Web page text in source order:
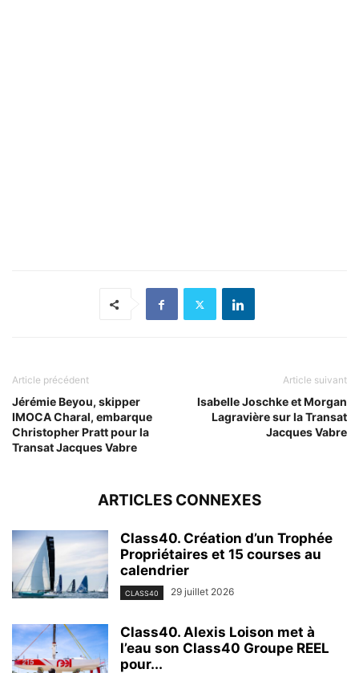
Article précédent
Jérémie Beyou, skipper
IMOCA Charal, embarque
Christopher Pratt pour la
Transat Jacques Vabre
Article suivant
Isabelle Joschke et Morgan
Lagravière sur la Transat
Jacques Vabre
ARTICLES CONNEXES
Class40. Création d’un Trophée
Propriétaires et 15 courses au
calendrier
CLASS40 29 juillet 2026
Class40. Alexis Loison met à
l’eau son Class40 Groupe REEL
pour...